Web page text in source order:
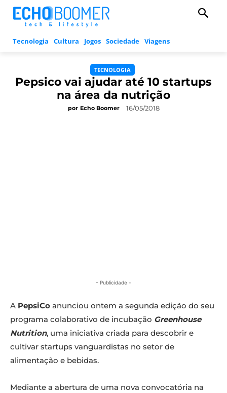
Tecnologia Cultura Jogos Sociedade Viagens
TECNOLOGIA
Pepsico vai ajudar até 10 startups
na área da nutrição
por Echo Boomer 16/05/2018
- Publicidade -
A PepsiCo anunciou ontem a segunda edição do seu
programa colaborativo de incubação Greenhouse
Nutrition, uma iniciativa criada para descobrir e
cultivar startups vanguardistas no setor de
alimentação e bebidas.
Mediante a abertura de uma nova convocatória na